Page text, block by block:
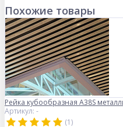
Похожие товары
Рейка кубообразная A38S
Артикул: -
(1)